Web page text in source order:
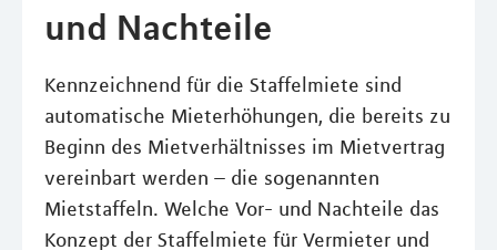
und Nachteile
Kennzeichnend für die Staffelmiete sind
automatische Mieterhöhungen, die bereits zu
Beginn des Mietverhältnisses im Mietvertrag
vereinbart werden – die sogenannten
Mietstaffeln. Welche Vor- und Nachteile das
Konzept der Staffelmiete für Vermieter und